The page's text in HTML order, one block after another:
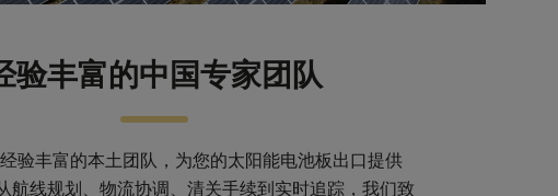
验丰富的中国专家团队
验丰富的本土团队，为您的太阳能电池板出口提供
航线规划、物流协调、清关手续到实时追踪，我们致